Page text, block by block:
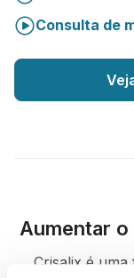
Consulta de
Aumentar
Crisalix é